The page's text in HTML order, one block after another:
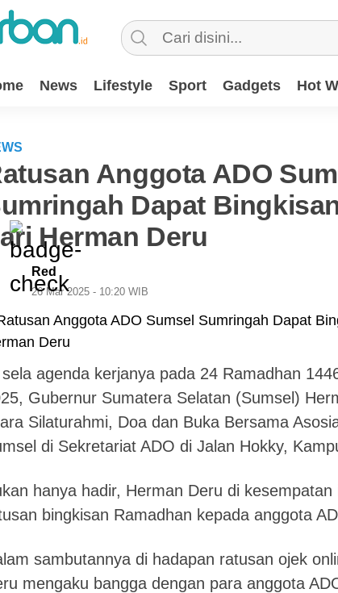
News Lifestyle Sport Gadgets Hot
Anggota ADO
Dapat
Herman Deru
Red
26 Mar 2025 - 10:20 WIB
sela agenda kerjanya pada 24 Ramadhan
Gubernur Sumatera Selatan (Sumsel)
Silaturahmi, Doa dan Buka Bersama
di Sekretariat ADO di Jalan Hokky,
hanya hadir, Herman Deru di
bingkisan Ramadhan kepada anggota
sambutannya di hadapan ratusan ojek
mengaku bangga dengan para anggota